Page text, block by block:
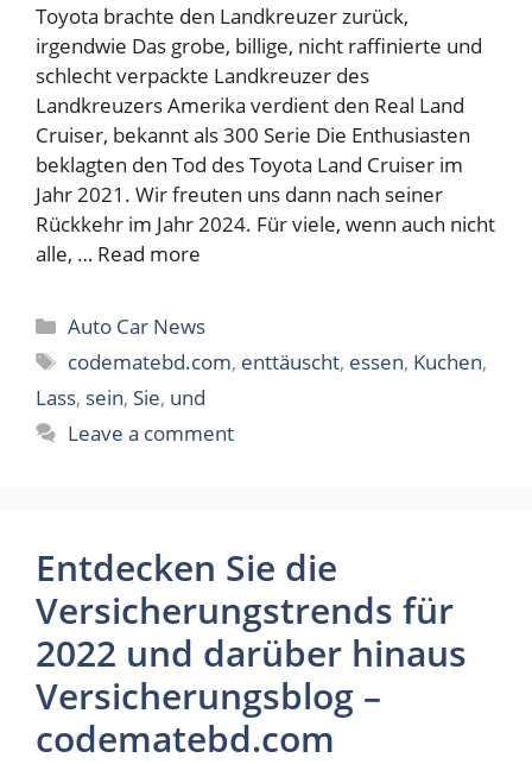
Toyota brachte den Landkreuzer zurück,
irgendwie Das grobe, billige, nicht raffinierte und
schlecht verpackte Landkreuzer des
Landkreuzers Amerika verdient den Real Land
Cruiser, bekannt als 300 Serie Die Enthusiasten
beklagten den Tod des Toyota Land Cruiser im
Jahr 2021. Wir freuten uns dann nach seiner
Rückkehr im Jahr 2024. Für viele, wenn auch nicht
alle, … Read more
Categories
Auto Car News
Tags
codematebd.com, enttäuscht, essen, Kuchen,
Lass, sein, Sie, und
Leave a comment
Entdecken Sie die
Versicherungstrends für
2022 und darüber hinaus
Versicherungsblog –
codematebd.com